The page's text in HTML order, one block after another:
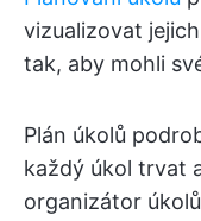
vizualizovat
tak, aby mohli
Plán úkolů
každý úkol trvat
organizátor